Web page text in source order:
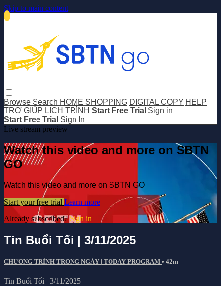
Skip to main content
Browse Search HOME SHOPPING DIGITAL COPY HELP
TRỢ GIÚP LỊCH TRÌNH Start Free Trial Sign in
Start Free Trial Sign In
Live stream preview
Watch this video and more on SBTN
GO
Watch this video and more on SBTN GO
Start your free trial Learn more
Already subscribed?Sign in
Tin Buổi Tối | 3/11/2025
CHƯƠNG TRÌNH TRONG NGÀY | TODAY PROGRAM • 42m
Tin Buổi Tối | 3/11/2025